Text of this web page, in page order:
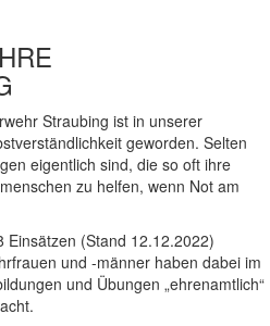
Straubing ist in unserer
geworden. Selten
eigentlich sind, die so oft ihre
zu helfen, wenn Not am
(Stand 12.12.2022)
und -männer haben dabei im
und Übungen „ehrenamtlich“